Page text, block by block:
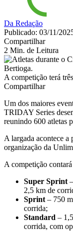
Da Redação
Publicado: 03/11/
Compartilhar
2 Min. de Leitura
A competição terá
Compartilhar
Um dos maiores
TRIDAY Series
reunindo 600 atletas
A largada acontece a
organização da
A competição
Super Sprint
2,5 km de
Sprint – 750
corrida;
Standard –
corrida, com